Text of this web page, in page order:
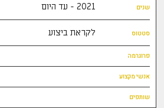
שנים 2021 - עד היום
סטטוס לקראת ביצוע
פרוגרמה
אנשי מקצוע
שותפים